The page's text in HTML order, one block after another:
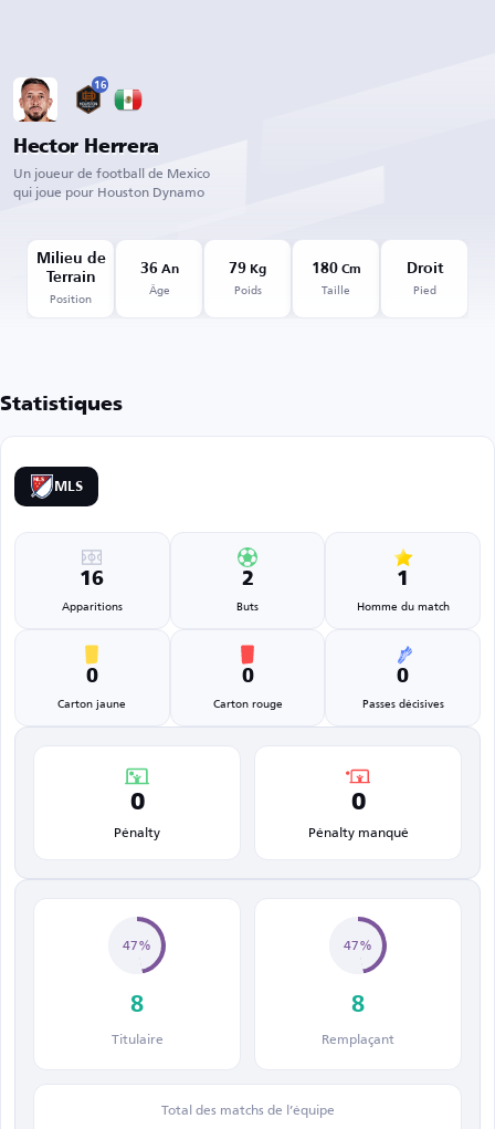
16
Hector Herrera
Un joueur de football de Mexico
qui joue pour Houston Dynamo
Milieu de
Terrain
Position
36An
Âge
79 Kg
Poids
180Cm
Taille
Droit
Pied
Statistiques
MLS
16
Apparitions
2
Buts
1
Homme du match
0
Carton jaune
0
Carton rouge
0
Passes décisives
0
Pénalty
0
Pénalty manqué
47%
8
Titulaire
47%
8
Remplaçant
Total des matchs de l’équipe